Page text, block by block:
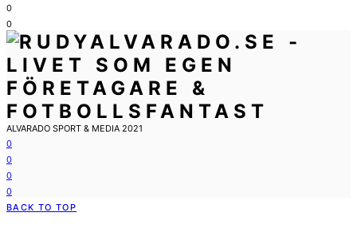
0
0
ALVARADO SPORT & MEDIA 2021
0
0
0
0
BACK TO TOP